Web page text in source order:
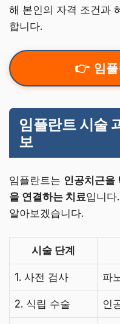
해 본인의 자격 조건과
합니다.
임
임플란트 시술
보
임플란트는 인공치근을
을 연결하는 치료입니다
알아보겠습니다.
시술 단계
1. 사전 검사 파
2. 식립 수술 인